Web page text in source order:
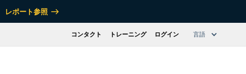
レポート参照
コンタクト トレーニング ログイン 言語